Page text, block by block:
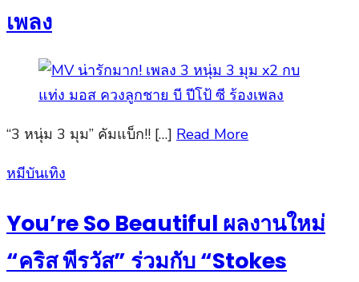
เพลง
“3 หนุ่ม 3 มุม” คัมแบ็ก!! […] Read More
Posted
หมีบันเทิง
You’re So Beautiful ผลงานใหม่
“คริส พีรวัส” ร่วมกับ “Stokes